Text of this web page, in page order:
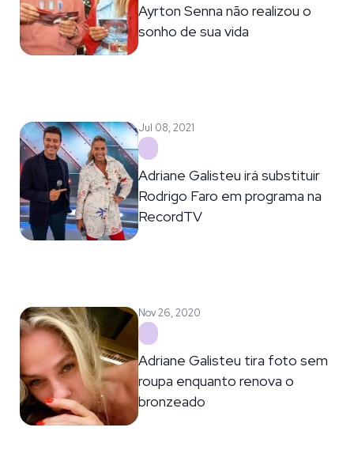
Ayrton Senna não realizou o
sonho de sua vida
Jul 08, 2021
Adriane Galisteu irá substituir
Rodrigo Faro em programa na
RecordTV
Nov 26, 2020
Adriane Galisteu tira foto sem
roupa enquanto renova o
bronzeado